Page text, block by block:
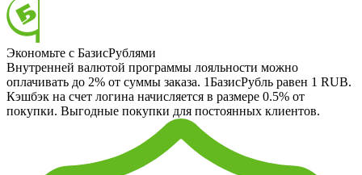
Экономьте с БазисРублями
Внутренней валютой программы лояльности можно
оплачивать до 2% от суммы заказа. 1БазисРубль равен 1 RUB.
Кэшбэк на счет логина начисляется в размере 0.5% от
покупки. Выгодные покупки для постоянных клиентов.